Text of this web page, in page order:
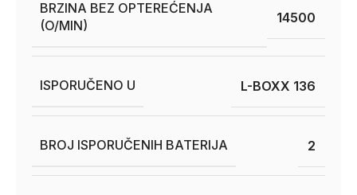
BRZINA BEZ OPTEREĆENJA
(O/MIN)
14500
ISPORUČENO U L-BOXX 136
BROJ ISPORUČENIH BATERIJA 2